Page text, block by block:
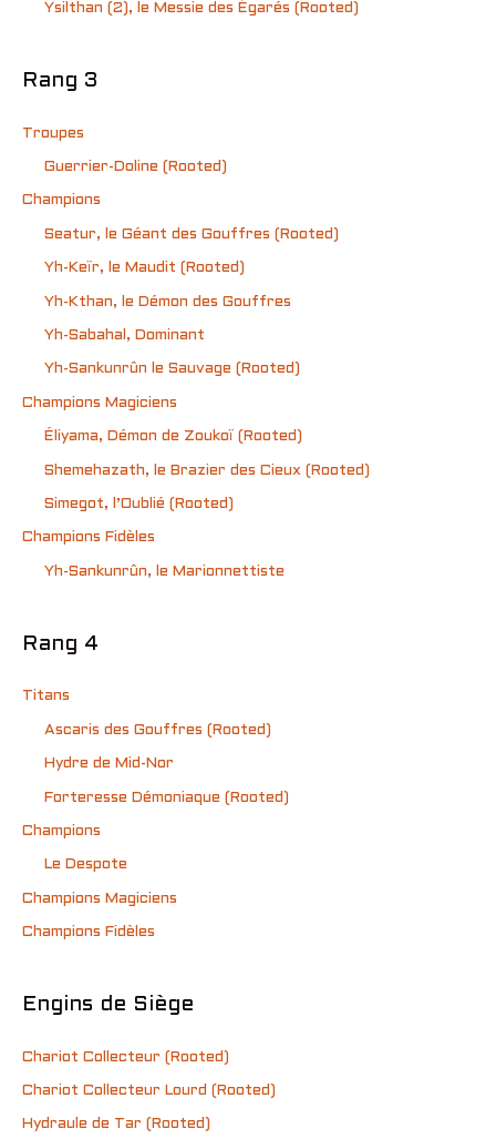
Ysilthan (2), le Messie des Égarés (Rooted)
Rang 3
Troupes
Guerrier-Doline (Rooted)
Champions
Seatur, le Géant des Gouffres (Rooted)
Yh-Keïr, le Maudit (Rooted)
Yh-Kthan, le Démon des Gouffres
Yh-Sabahal, Dominant
Yh-Sankunrûn le Sauvage (Rooted)
Champions Magiciens
Éliyama, Démon de Zoukoï (Rooted)
Shemehazath, le Brazier des Cieux (Rooted)
Simegot, l’Oublié (Rooted)
Champions Fidèles
Yh-Sankunrûn, le Marionnettiste
Rang 4
Titans
Ascaris des Gouffres (Rooted)
Hydre de Mid-Nor
Forteresse Démoniaque (Rooted)
Champions
Le Despote
Champions Magiciens
Champions Fidèles
Engins de Siège
Chariot Collecteur (Rooted)
Chariot Collecteur Lourd (Rooted)
Hydraule de Tar (Rooted)